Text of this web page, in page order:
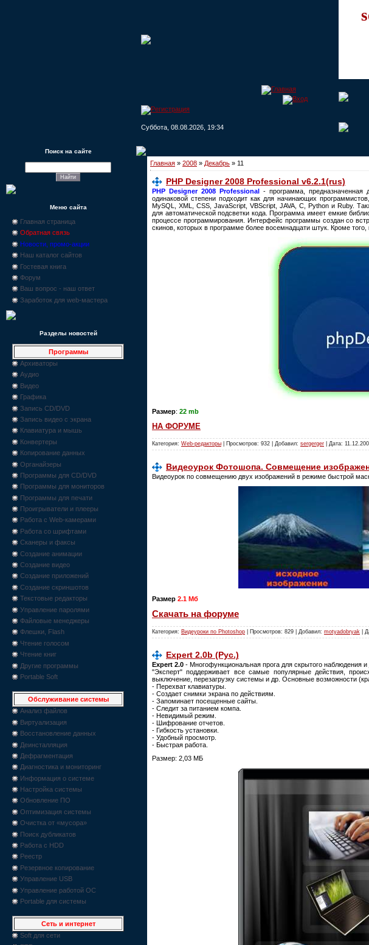
Суббота, 08.08.2026, 19:34
Поиск на сайте
Меню сайта
Главная страница
Обратная связь
Новости, промо-акции
Наш каталог сайтов
Гостевая книга
Форум
Ваш вопрос - наш ответ
Заработок для web-мастера
Разделы новостей
Программы
Архиваторы
Аудио
Видео
Графика
Запись CD/DVD
Запись видео с экрана
Клавиатура и мышь
Конвертеры
Копирование данных
Органайзеры
Программы для CD/DVD
Программы для мониторов
Программы для печати
Проигрыватели и плееры
Работа с Web-камерами
Работа со шрифтами
Сканеры и факсы
Создание анимации
Создание видео
Создание приложений
Создание скриншотов
Текстовые редакторы
Управление паролями
Файловые менеджеры
Флешки, Flash
Чтение голосом
Чтение книг
Другие программы
Portable Soft
Обслуживание системы
Анализ файлов
Виртуализация
Восстановление данных
Деинсталляция
Дефрагментация
Диагностика и мониторинг
Информация о системе
Настройка системы
Обновление ПО
Оптимизация системы
Очистка от «мусора»
Поиск дубликатов
Работа с HDD
Реестр
Резервное копирование
Управление USB
Управление работой ОС
Portable для системы
Сеть и интернет
Soft для сети
Главная » 2008 » Декабрь » 11
PHP Designer 2008 Professional v6.2.1(rus)
PHP Designer 2008 Professional- программа, предназначенная
одинаковой степени подходит как для начинающих
MySQL, XML, CSS, JavaScript, VBScript, JAVA, C, Python и Ruby.
для автоматической подсветки кода. Программа имеет емкие
процессе программирования. Интерфейс программы создан со
скинов, которых в программе более восемнадцати штук. Кроме
Размер: 22 mb
НА ФОРУМЕ
Категория: Web-редакторы | Просмотров: 932 | Добавил: sergerger | Дата:
Видеоурок Фотошопа. Совмещение
Видеоурок по совмещению двух изображений в режиме быстрой
Размер 2.1 Мб
Скачать на форуме
Категория: Видеуроки по Photoshop | Просмотров: 829 | Добавил: motyadobryak |
Expert 2.0b (Рус.)
Expert 2.0 - Многофункциональная прога для скрытого наблюдения
"Эксперт" поддерживает все самые популярные действия,
выключение, перезагрузку системы и др. Основные возможности
- Перехват клавиатуры.
- Создает снимки экрана по действиям.
- Запоминает посещенные сайты.
- Следит за питанием компа.
- Невидимый режим.
- Шифрование отчетов.
- Гибкость установки.
- Удобный просмотр.
- Быстрая работа.
Размер: 2,03 МБ